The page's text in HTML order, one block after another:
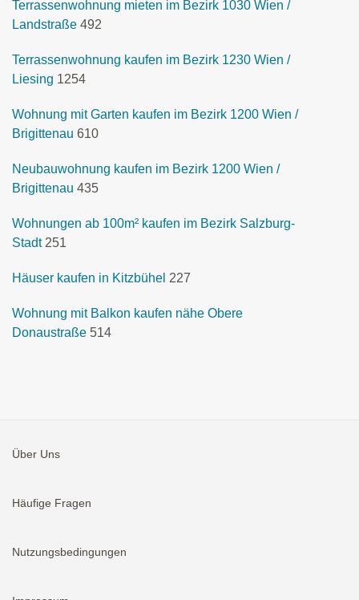
Terrassenwohnung mieten im Bezirk 1030 Wien /
Landstraße 492
Terrassenwohnung kaufen im Bezirk 1230 Wien /
Liesing 1254
Wohnung mit Garten kaufen im Bezirk 1200 Wien /
Brigittenau 610
Neubauwohnung kaufen im Bezirk 1200 Wien /
Brigittenau 435
Wohnungen ab 100m² kaufen im Bezirk Salzburg-
Stadt 251
Häuser kaufen in Kitzbühel 227
Wohnung mit Balkon kaufen nähe Obere
Donaustraße 514
Über Uns
Häufige Fragen
Nutzungsbedingungen